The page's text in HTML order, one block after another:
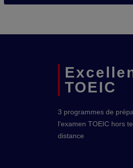
TOEIC
3 programmes de
l'examen TOEIC hors
distance